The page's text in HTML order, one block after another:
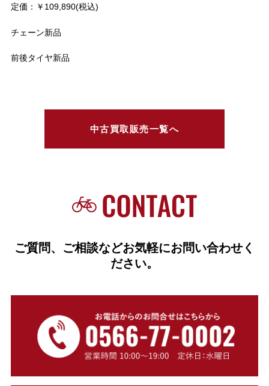
定価：￥109,890(税込)
チェーン新品
前後タイヤ新品
中古買取販売一覧へ
ご質問、ご相談などお気軽にお問い合わせく
ださい。